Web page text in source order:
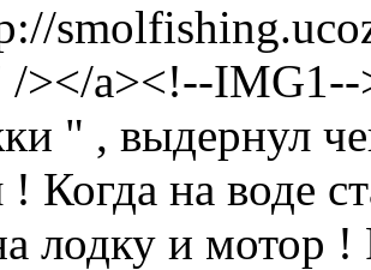
></a><!--IMG1--
" , выдернул
! Когда на воде
лодку и мотор !